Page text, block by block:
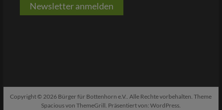
Newsletter anmelden
Copyright © 2026 Bürger für Bottenhorn e.V.. Alle Rechte vorbehalten. Theme
Spaciousvon ThemeGrill. Präsentiert von: WordPress.